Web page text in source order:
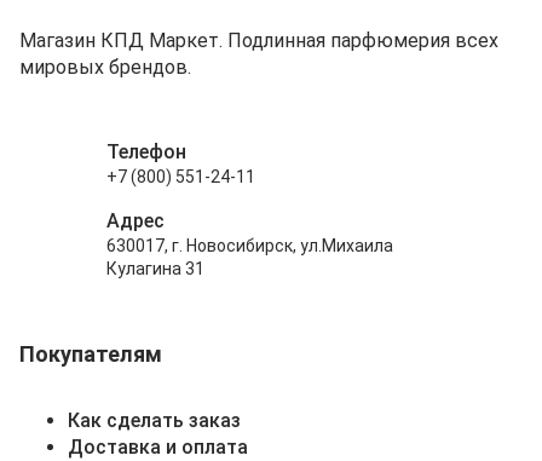
Магазин КПД Маркет. Подлинная парфюмерия всех
мировых брендов.
Покупателям
Как сделать заказ
Доставка и оплата
Телефон
+7 (800) 551-24-11
Адрес
630017, г. Новосибирск, ул.Михаила
Кулагина 31